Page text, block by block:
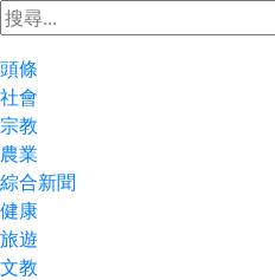
頭條
社會
宗教
農業
綜合新聞
健康
旅遊
文教